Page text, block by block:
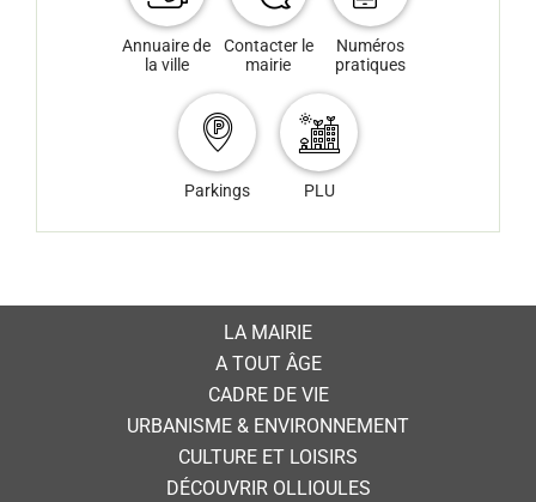
Annuaire de
la ville
Contacter le
mairie
Numéros
pratiques
Parkings PLU
LA MAIRIE
A TOUT ÂGE
CADRE DE VIE
URBANISME & ENVIRONNEMENT
CULTURE ET LOISIRS
DÉCOUVRIR OLLIOULES